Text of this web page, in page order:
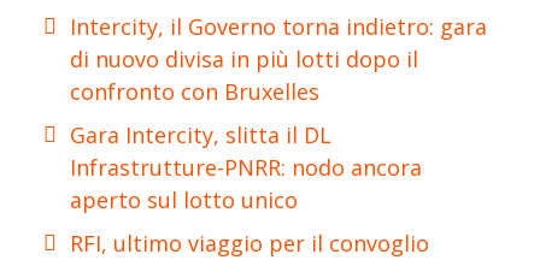
Intercity, il Governo torna indietro: gara
di nuovo divisa in più lotti dopo il
confronto con Bruxelles
Gara Intercity, slitta il DL
Infrastrutture-PNRR: nodo ancora
aperto sul lotto unico
RFI, ultimo viaggio per il convoglio